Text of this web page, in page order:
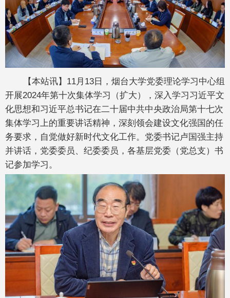
【本站讯】11月13日，烟台大学党委理论学习中心组
开展2024年第十次集体学习（扩大），深入学习习近平文
化思想和习近平总书记在二十届中共中央政治局第十七次
集体学习上的重要讲话精神，深刻领会建设文化强国的任
务要求，自觉做好新时代文化工作。党委书记卢国强主持
并讲话，党委委员、纪委委员，各基层党委（党总支）书
记参加学习。